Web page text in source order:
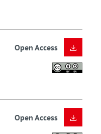
Open Access
Open Access